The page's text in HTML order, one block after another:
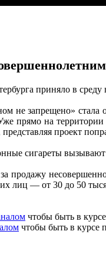
приняло в
не запрещено»
прямо на
проект
сигареты
продажу
лиц — от 30 до 50
чтобы быть в
чтобы быть в курсе